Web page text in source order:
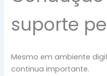
suporte
Mesmo em ambiente
continua importante.